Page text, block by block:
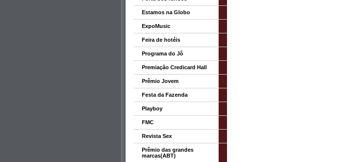
Estamos na Globo
ExpoMusic
Feira de hotéis
Programa do Jô
Premiação Credicard Hall
Prêmio Jovem
Festa da Fazenda
Playboy
FMC
Revista Sex
Prêmio das grandes
marcas(ABT)